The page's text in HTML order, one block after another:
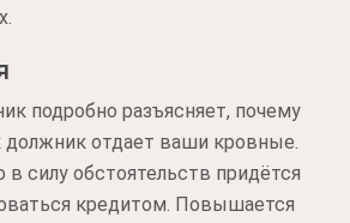
подробно разъясняет, почему
должник отдает ваши кровные.
в силу обстоятельств придётся
кредитом. Повышается